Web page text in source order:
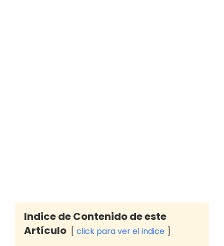
Indice de Contenido de este
Artículo
click para ver el indice